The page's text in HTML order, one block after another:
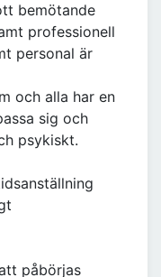
bemötande
professionell
personal är
och alla har en
sig och
psykiskt.
påbörjas